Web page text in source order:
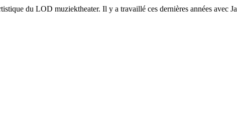
du LOD muziektheater. Il y a travaillé ces dernières années avec